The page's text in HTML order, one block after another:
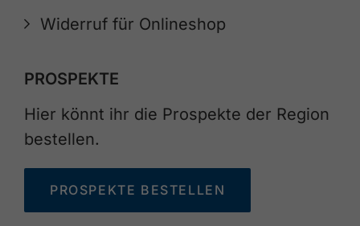
Widerruf für Onlineshop
PROSPEKTE
Hier könnt ihr die Prospekte der Region
bestellen.
PROSPEKTE BESTELLEN